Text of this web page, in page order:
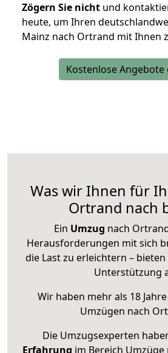
Zögern Sie nicht und
heute, um Ihren
Mainz nach Ortrand mit Ihnen
Kostenlose Angebote
Was wir Ihnen für
Ortrand nach
Ein Umzug nach
Herausforderungen mit sich
die Last zu erleichtern –
Unterstützung
Wir haben mehr als 18
Umzügen nach
Die Umzugsexperten
Erfahrung im Bereich